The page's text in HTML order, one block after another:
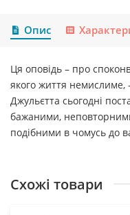
Опис
Ця оповідь – про
якого життя немислиме,
Джульєтта сьогодні
бажаними,
подібними в чомусь до
Схожі товари